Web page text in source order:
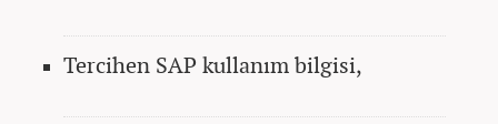
Tercihen SAP kullanım bilgisi,